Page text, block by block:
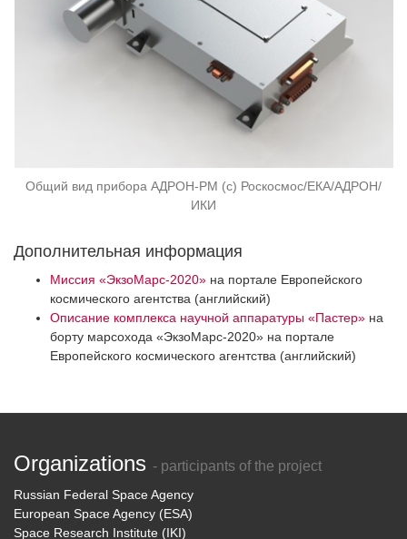
Общий вид прибора АДРОН-РМ (с) Роскосмос/ЕКА/АДРОН/
ИКИ
Дополнительная информация
Миссия «ЭкзоМарс-2020» на портале Европейского
космического агентства (английский)
Описание комплекса научной аппаратуры «Пастер» на
борту марсохода «ЭкзоМарс-2020» на портале
Европейского космического агентства (английский)
Organizations - participants of the project
Russian Federal Space Agency
European Space Agency (ESA)
Space Research Institute (IKI)